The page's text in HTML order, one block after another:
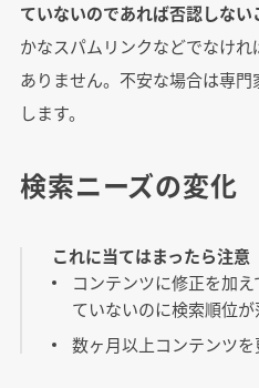
ていないのであれば否認しない
かなスパムリンクなどでなけ
ありません。不安な場合は専
します。
検索ニーズの変化
これに当てはまったら注意
コンテンツに修正を加
ていないのに検索順位が
数ヶ月以上コンテンツ